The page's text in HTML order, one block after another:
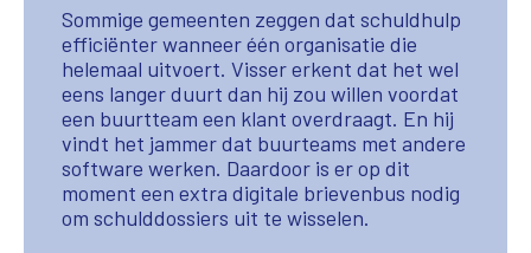
Sommige gemeenten zeggen dat schuldhulp
efficiënter wanneer één organisatie die
helemaal uitvoert. Visser erkent dat het wel
eens langer duurt dan hij zou willen voordat
een buurtteam een klant overdraagt. En hij
vindt het jammer dat buurteams met andere
software werken. Daardoor is er op dit
moment een extra digitale brievenbus nodig
om schulddossiers uit te wisselen.